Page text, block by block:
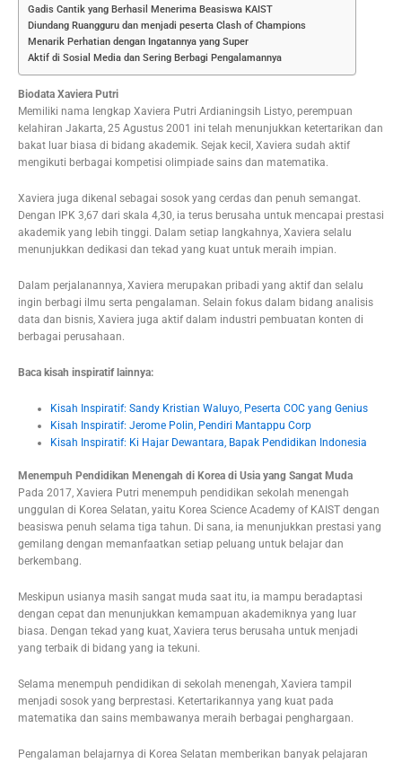
Gadis Cantik yang Berhasil Menerima Beasiswa KAIST
Diundang Ruangguru dan menjadi peserta Clash of Champions
Menarik Perhatian dengan Ingatannya yang Super
Aktif di Sosial Media dan Sering Berbagi Pengalamannya
Biodata Xaviera Putri
Memiliki nama lengkap Xaviera Putri Ardianingsih Listyo, perempuan
kelahiran Jakarta, 25 Agustus 2001 ini telah menunjukkan ketertarikan dan
bakat luar biasa di bidang akademik. Sejak kecil, Xaviera sudah aktif
mengikuti berbagai kompetisi olimpiade sains dan matematika.
Xaviera juga dikenal sebagai sosok yang cerdas dan penuh semangat.
Dengan IPK 3,67 dari skala 4,30, ia terus berusaha untuk mencapai prestasi
akademik yang lebih tinggi. Dalam setiap langkahnya, Xaviera selalu
menunjukkan dedikasi dan tekad yang kuat untuk meraih impian.
Dalam perjalanannya, Xaviera merupakan pribadi yang aktif dan selalu
ingin berbagi ilmu serta pengalaman. Selain fokus dalam bidang analisis
data dan bisnis, Xaviera juga aktif dalam industri pembuatan konten di
berbagai perusahaan.
Baca kisah inspiratif lainnya:
Kisah Inspiratif: Sandy Kristian Waluyo, Peserta COC yang Genius
Kisah Inspiratif: Jerome Polin, Pendiri Mantappu Corp
Kisah Inspiratif: Ki Hajar Dewantara, Bapak Pendidikan Indonesia
Menempuh Pendidikan Menengah di Korea di Usia yang Sangat Muda
Pada 2017, Xaviera Putri menempuh pendidikan sekolah menengah
unggulan di Korea Selatan, yaitu Korea Science Academy of KAIST dengan
beasiswa penuh selama tiga tahun. Di sana, ia menunjukkan prestasi yang
gemilang dengan memanfaatkan setiap peluang untuk belajar dan
berkembang.
Meskipun usianya masih sangat muda saat itu, ia mampu beradaptasi
dengan cepat dan menunjukkan kemampuan akademiknya yang luar
biasa. Dengan tekad yang kuat, Xaviera terus berusaha untuk menjadi
yang terbaik di bidang yang ia tekuni.
Selama menempuh pendidikan di sekolah menengah, Xaviera tampil
menjadi sosok yang berprestasi. Ketertarikannya yang kuat pada
matematika dan sains membawanya meraih berbagai penghargaan.
Pengalaman belajarnya di Korea Selatan memberikan banyak pelajaran